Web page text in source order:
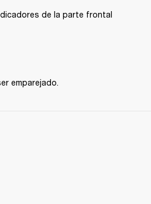
de la parte frontal
emparejado.